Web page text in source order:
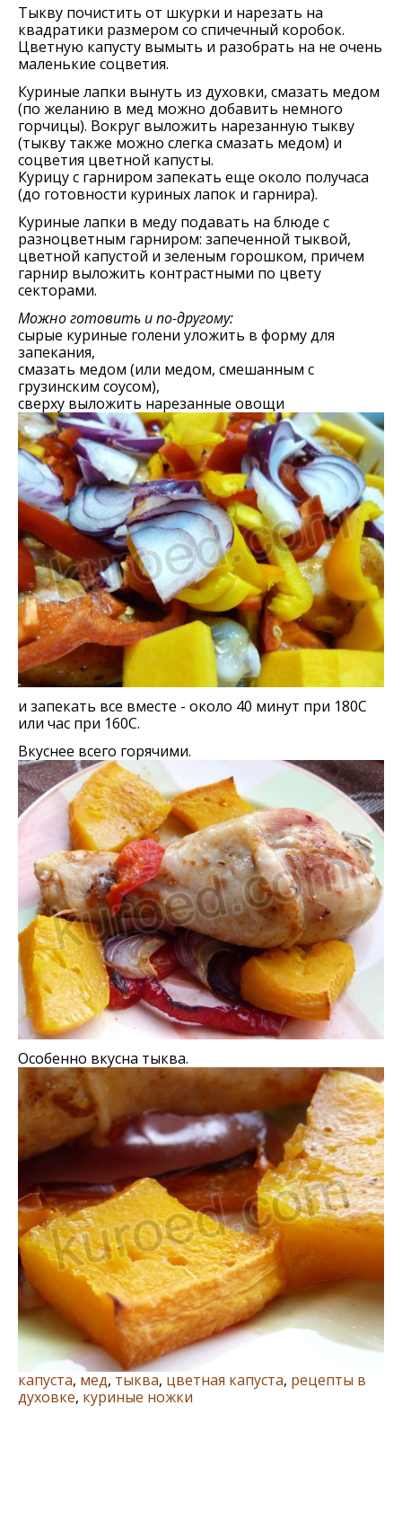
Тыкву почистить от шкурки и нарезать на
квадратики размером со спичечный коробок.
Цветную капусту вымыть и разобрать на не очень
маленькие соцветия.
Куриные лапки вынуть из духовки, смазать медом
(по желанию в мед можно добавить немного
горчицы). Вокруг выложить нарезанную тыкву
(тыкву также можно слегка смазать медом) и
соцветия цветной капусты.
Курицу с гарниром запекать еще около получаса
(до готовности куриных лапок и гарнира).
Куриные лапки в меду подавать на блюде с
разноцветным гарниром: запеченной тыквой,
цветной капустой и зеленым горошком, причем
гарнир выложить контрастными по цвету
секторами.
Можно готовить и по-другому:
сырые куриные голени уложить в форму для
запекания,
смазать медом (или медом, смешанным с
грузинским соусом),
сверху выложить нарезанные овощи
и запекать все вместе - около 40 минут при 180С
или час при 160С.
Вкуснее всего горячими.
Особенно вкусна тыква.
капуста, мед, тыква, цветная капуста, рецепты в
духовке, куриные ножки